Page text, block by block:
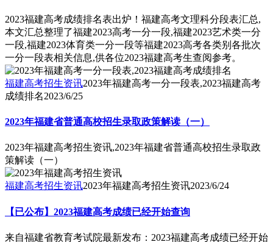
2023福建高考成绩排名表出炉！福建高考文理科分段表汇总,
本文汇总整理了福建2023高考一分一段,福建2023艺术类一分
一段,福建2023体育类一分一段等福建2023高考各类别各批次
一分一段表相关信息,供各位2023福建高考生查阅参考。
福建高考招生资讯2023年福建高考一分一段表,2023福建高考
成绩排名2023/6/25
2023年福建省普通高校招生录取政策解读（一）
2023年福建高考招生资讯,2023年福建省普通高校招生录取政
策解读（一）
福建高考招生资讯2023年福建高考招生资讯2023/6/24
【已公布】2023福建高考成绩已经开始查询
来自福建省教育考试院最新发布：2023福建高考成绩已经开始